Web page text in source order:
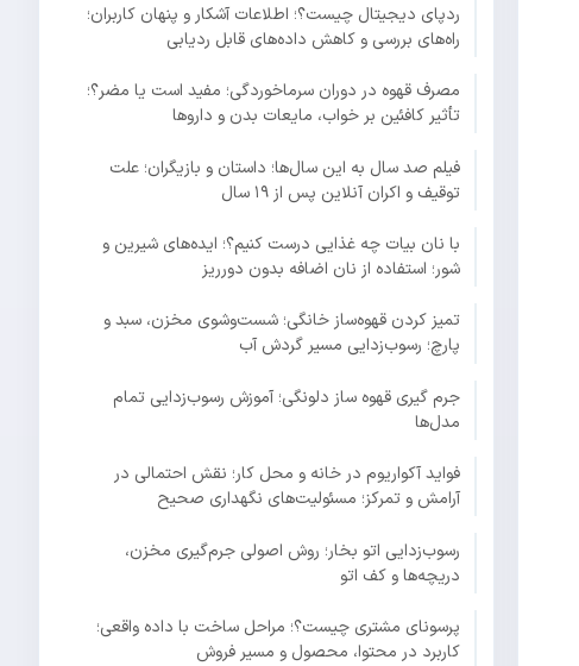
ردپای دیجیتال چیست؟؛ اطلاعات آشکار و پنهان کاربران؛
راه‌های بررسی و کاهش داده‌های قابل ردیابی
مصرف قهوه در دوران سرماخوردگی؛ مفید است یا مضر؟؛
تأثیر کافئین بر خواب، مایعات بدن و داروها
فیلم صد سال به این سال‌ها؛ داستان و بازیگران؛ علت
توقیف و اکران آنلاین پس از ۱۹ سال
با نان بیات چه غذایی درست کنیم؟؛ ایده‌های شیرین و
شور؛ استفاده از نان اضافه بدون دورریز
تمیز کردن قهوه‌ساز خانگی؛ شست‌وشوی مخزن، سبد و
پارچ؛ رسوب‌زدایی مسیر گردش آب
جرم گیری قهوه ساز دلونگی؛ آموزش رسوب‌زدایی تمام
مدل‌ها
فواید آکواریوم در خانه و محل کار؛ نقش احتمالی در
آرامش و تمرکز؛ مسئولیت‌های نگهداری صحیح
رسوب‌زدایی اتو بخار؛ روش اصولی جرم‌گیری مخزن،
دریچه‌ها و کف اتو
پرسونای مشتری چیست؟؛ مراحل ساخت با داده واقعی؛
کاربرد در محتوا، محصول و مسیر فروش